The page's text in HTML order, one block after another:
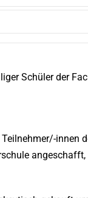
Schüler der
innen